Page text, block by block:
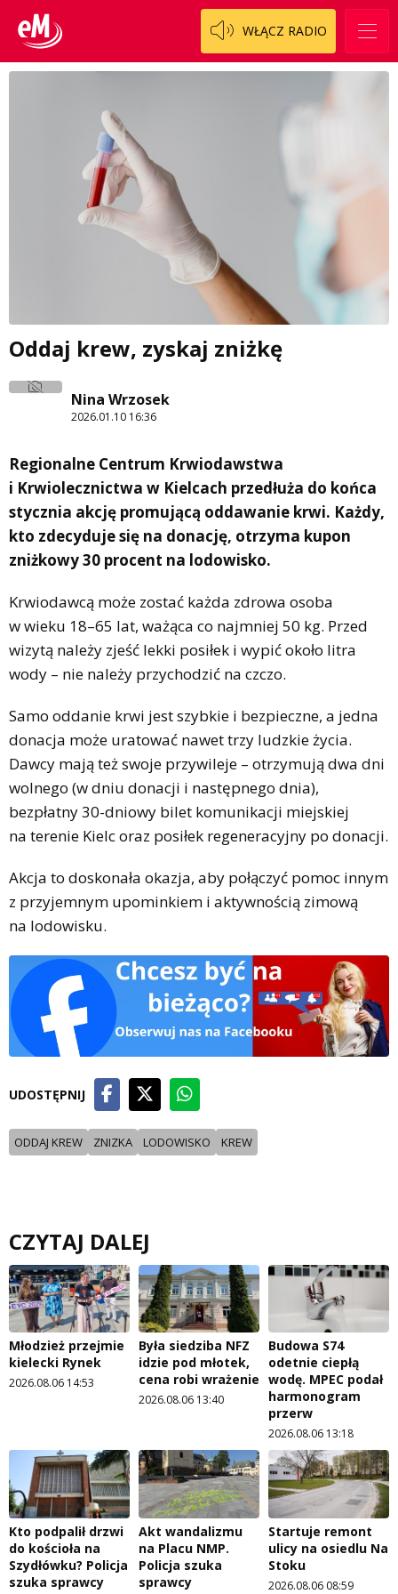
WŁĄCZ RADIO
Oddaj krew, zyskaj zniżkę
Nina Wrzosek
2026.01.10 16:36
Regionalne Centrum Krwiodawstwa
i Krwiolecznictwa w Kielcach przedłuża do końca
stycznia akcję promującą oddawanie krwi. Każdy,
kto zdecyduje się na donację, otrzyma kupon
zniżkowy 30 procent na lodowisko.
Krwiodawcą może zostać każda zdrowa osoba
w wieku 18–65 lat, ważąca co najmniej 50 kg. Przed
wizytą należy zjeść lekki posiłek i wypić około litra
wody – nie należy przychodzić na czczo.
Samo oddanie krwi jest szybkie i bezpieczne, a jedna
donacja może uratować nawet trzy ludzkie życia.
Dawcy mają też swoje przywileje – otrzymują dwa dni
wolnego (w dniu donacji i następnego dnia),
bezpłatny 30-dniowy bilet komunikacji miejskiej
na terenie Kielc oraz posiłek regeneracyjny po donacji.
Akcja to doskonała okazja, aby połączyć pomoc innym
z przyjemnym upominkiem i aktywnością zimową
na lodowisku.
UDOSTĘPNIJ
ODDAJ KREW ZNIZKA LODOWISKO KREW
CZYTAJ DALEJ
Młodzież przejmie
kielecki Rynek
2026.08.06 14:53
Była siedziba NFZ
idzie pod młotek,
cena robi wrażenie
2026.08.06 13:40
Budowa S74
odetnie ciepłą
wodę. MPEC podał
harmonogram
przerw
2026.08.06 13:18
Kto podpalił drzwi
do kościoła na
Szydłówku? Policja
szuka sprawcy
Akt wandalizmu
na Placu NMP.
Policja szuka
sprawcy
Startuje remont
ulicy na osiedlu Na
Stoku
2026.08.06 08:59